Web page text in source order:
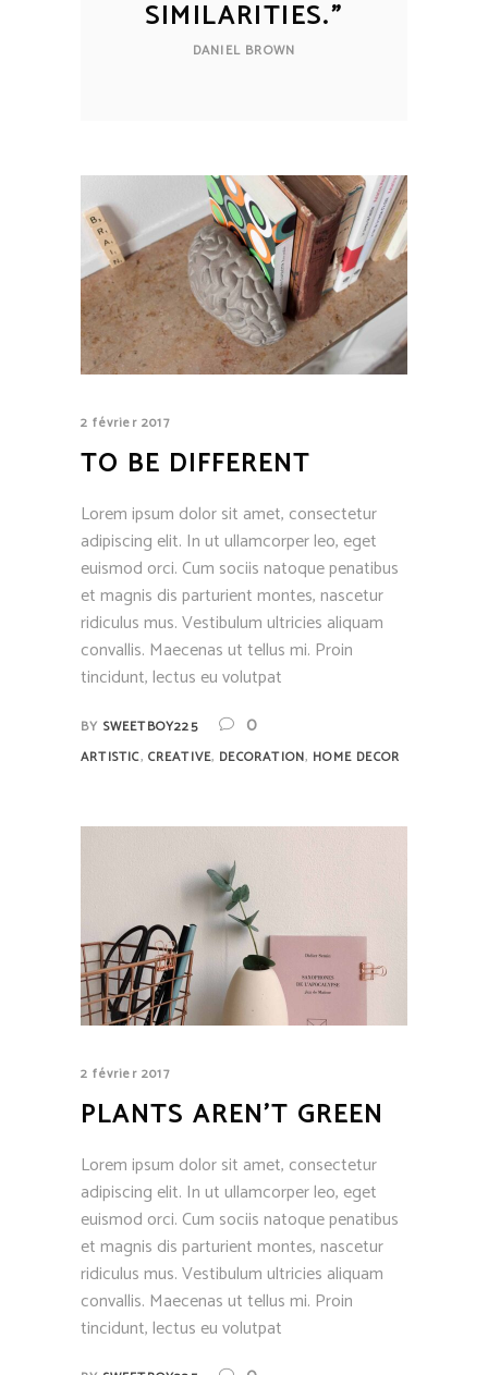
SIMILARITIES.”
DANIEL BROWN
2 février 2017
TO BE DIFFERENT
Lorem ipsum dolor sit amet, consectetur
adipiscing elit. In ut ullamcorper leo, eget
euismod orci. Cum sociis natoque penatibus
et magnis dis parturient montes, nascetur
ridiculus mus. Vestibulum ultricies aliquam
convallis. Maecenas ut tellus mi. Proin
tincidunt, lectus eu volutpat
BY SWEETBOY225 0
ARTISTIC, CREATIVE, DECORATION, HOME DECOR
2 février 2017
PLANTS AREN’T GREEN
Lorem ipsum dolor sit amet, consectetur
adipiscing elit. In ut ullamcorper leo, eget
euismod orci. Cum sociis natoque penatibus
et magnis dis parturient montes, nascetur
ridiculus mus. Vestibulum ultricies aliquam
convallis. Maecenas ut tellus mi. Proin
tincidunt, lectus eu volutpat